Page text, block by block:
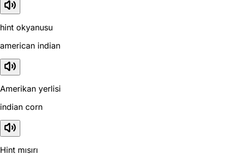
hint okyanusu
american indian
Amerikan yerlisi
indian corn
Hint mısırı